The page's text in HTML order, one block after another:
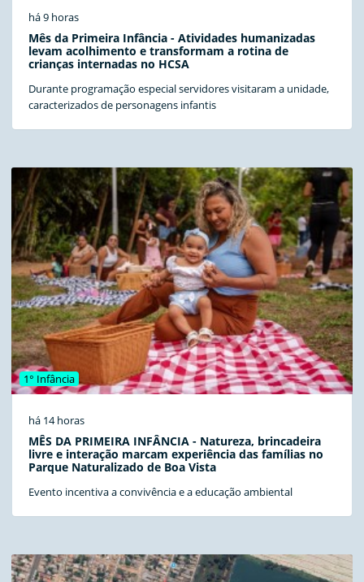
há 9 horas
Mês da Primeira Infância - Atividades humanizadas
levam acolhimento e transformam a rotina de
crianças internadas no HCSA
Durante programação especial servidores visitaram a unidade,
caracterizados de personagens infantis
1° Infância
há 14 horas
MÊS DA PRIMEIRA INFÂNCIA - Natureza, brincadeira
livre e interação marcam experiência das famílias no
Parque Naturalizado de Boa Vista
Evento incentiva a convivência e a educação ambiental